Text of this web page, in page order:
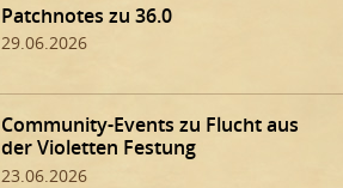
Patchnotes zu 36.0
29.06.2026
Community-Events zu Flucht aus
der Violetten Festung
23.06.2026